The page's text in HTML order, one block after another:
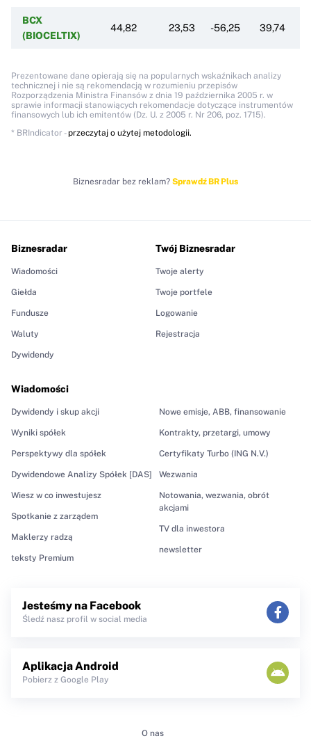
BCX
(BIOCELTIX)
44,82 23,53 -56,25 39,74
Prezentowane dane opierają się na popularnych wskaźnikach analizy
technicznej i nie są rekomendacją w rozumieniu przepisów
Rozporządzenia Ministra Finansów z dnia 19 października 2005 r. w
sprawie informacji stanowiących rekomendacje dotyczące instrumentów
finansowych lub ich emitentów (Dz. U. z 2005 r. Nr 206, poz. 1715).
* BRIndicator - przeczytaj o użytej metodologii.
Biznesradar bez reklam? Sprawdź BR Plus
Biznesradar
Wiadomości
Giełda
Fundusze
Waluty
Dywidendy
Wiadomości
Dywidendy i skup akcji
Wyniki spółek
Perspektywy dla spółek
Dywidendowe Analizy Spółek [DAS]
Wiesz w co inwestujesz
Spotkanie z zarządem
Maklerzy radzą
teksty Premium
Nowe emisje, ABB, finansowanie
Kontrakty, przetargi, umowy
Certyfikaty Turbo (ING N.V.)
Wezwania
Notowania, wezwania, obrót
akcjami
TV dla inwestora
newsletter
Twój Biznesradar
Twoje alerty
Twoje portfele
Logowanie
Rejestracja
Jesteśmy na Facebook
Śledź nasz profil w social media
Aplikacja Android
Pobierz z Google Play
O nas